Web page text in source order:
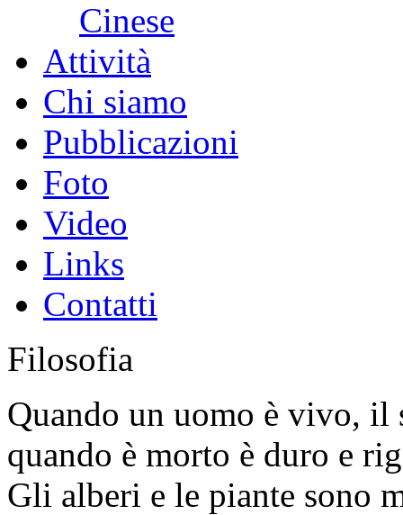
Cinese
Attività
Chi siamo
Pubblicazioni
Foto
Video
Links
Contatti
Filosofia
Quando un uomo è vivo, il
quando è morto è duro e
Gli alberi e le piante sono